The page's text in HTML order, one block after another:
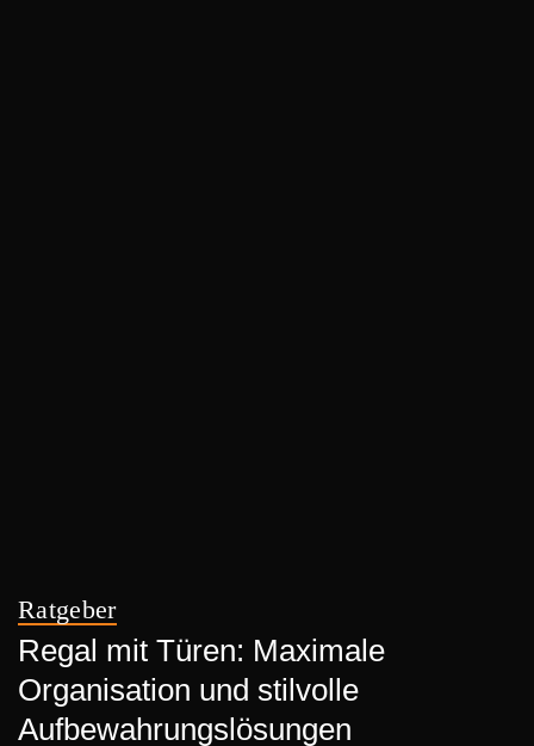
Ratgeber
Regal mit Türen: Maximale
Organisation und stilvolle
Aufbewahrungslösungen